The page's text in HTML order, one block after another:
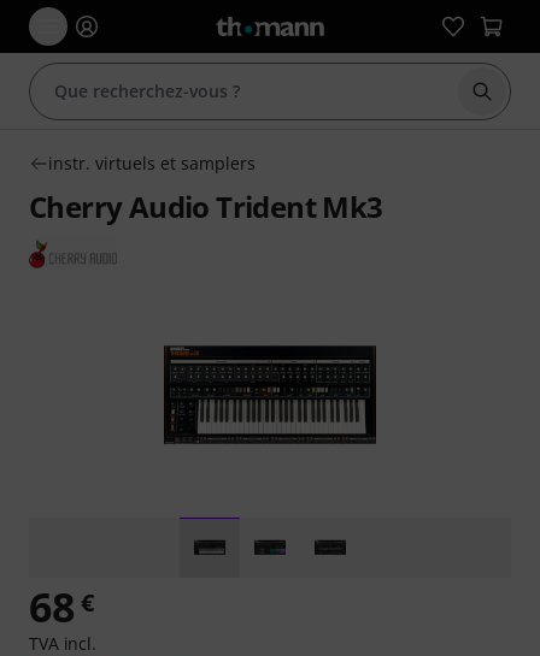
instr. virtuels et samplers
Cherry Audio Trident Mk3
68 €
TVA incl.